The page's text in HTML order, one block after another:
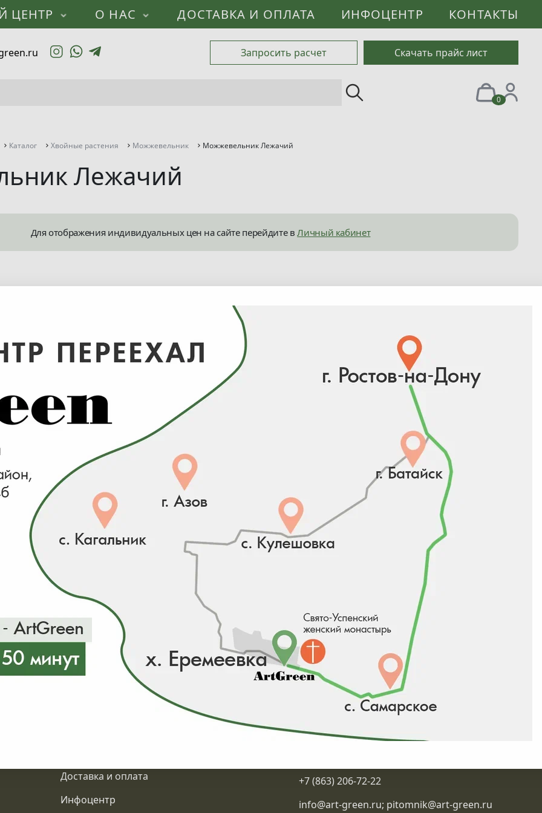
ЦЕНТР О НАС ДОСТАВКА И ОПЛАТА ИНФОЦЕНТР КОНТАКТЫ
Запросить расчет Скачать прайс лист
0
Каталог Хвойные растения Можжевельник Можжевельник Лежачий
Лежачий
Для отображения индивидуальных цен на сайте перейдите вЛичный кабинет
"Nana"
8 шт
Доставка и оплата
Инфоцентр
+7 (863) 206-72-22
info@art-green.ru; pitomnik@art-green.ru